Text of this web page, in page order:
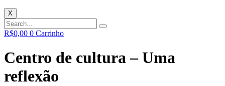
X
R$0,00 0 Carrinho
Centro de cultura – Uma
reflexão